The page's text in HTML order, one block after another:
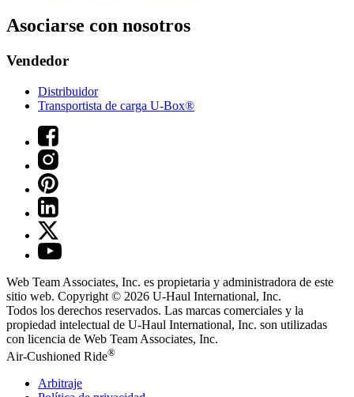
Asociarse con nosotros
Vendedor
Distribuidor
Transportista de carga U-Box®
Web Team Associates, Inc. es propietaria y administradora de este
sitio web. Copyright © 2026 U-Haul International, Inc.
Todos los derechos reservados. Las marcas comerciales y la
propiedad intelectual de U-Haul International, Inc. son utilizadas
con licencia de Web Team Associates, Inc.
Air-Cushioned Ride®
Arbitraje